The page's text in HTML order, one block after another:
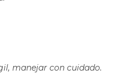
manejar con cuidado.